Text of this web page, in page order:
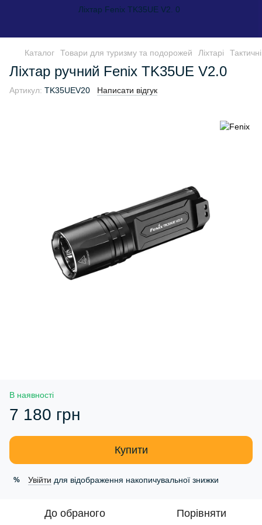
Каталог Товари для туризму та подорожей Ліхтарі
Ліхтар ручний Fenix TK35UE V2.0
Артикул: TK35UEV20 Написати відгук
В наявності
7 180 грн
Купити
% Увійти для відображення накопичувальної знижки
До обраного Порівняти
Ліхтар Fenix TK35UE V2. 0